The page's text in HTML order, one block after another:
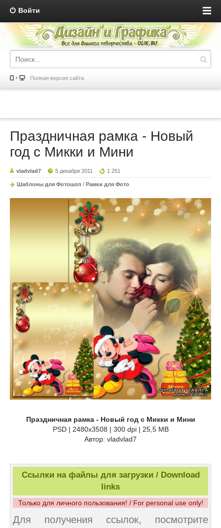
Войти
Полная версия сайта
Праздничная рамка - Новый
год с Микки и Мини
vladvlad7 5 декабря 2011 1 251
Шаблоны для Фотошоп / Рамки для Фото
Праздничная рамка - Новый год с Микки и Мини
PSD | 2480х3508 | 300 dpi | 25,5 MB
Автор: vladvlad7
Ссылки на файлы для загрузки / Download
links
Только для личного пользования! / For personal use only!
Для получения ссылок, посмотрите